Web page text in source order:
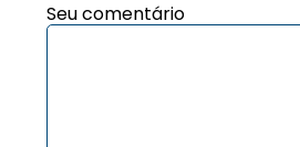
Seu comentário